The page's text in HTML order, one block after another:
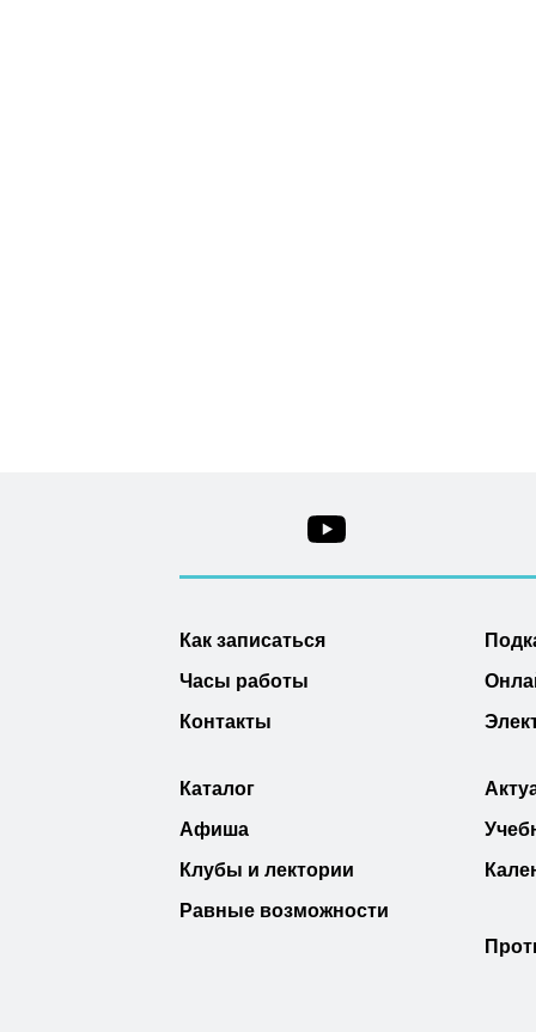
Как записаться
Часы работы
Контакты
Каталог
Афиша
Клубы и лектории
Равные возможности